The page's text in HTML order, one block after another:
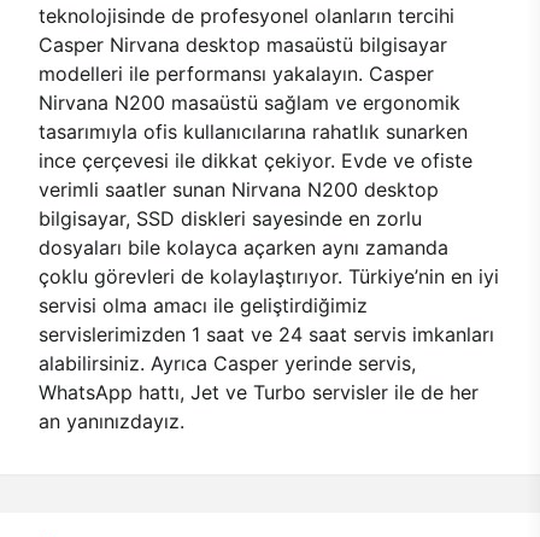
teknolojisinde de profesyonel olanların tercihi
Casper Nirvana desktop masaüstü bilgisayar
modelleri ile performansı yakalayın. Casper
Nirvana N200 masaüstü sağlam ve ergonomik
tasarımıyla ofis kullanıcılarına rahatlık sunarken
ince çerçevesi ile dikkat çekiyor. Evde ve ofiste
verimli saatler sunan Nirvana N200 desktop
bilgisayar, SSD diskleri sayesinde en zorlu
dosyaları bile kolayca açarken aynı zamanda
çoklu görevleri de kolaylaştırıyor. Türkiye’nin en iyi
servisi olma amacı ile geliştirdiğimiz
servislerimizden 1 saat ve 24 saat servis imkanları
alabilirsiniz. Ayrıca Casper yerinde servis,
WhatsApp hattı, Jet ve Turbo servisler ile de her
an yanınızdayız.